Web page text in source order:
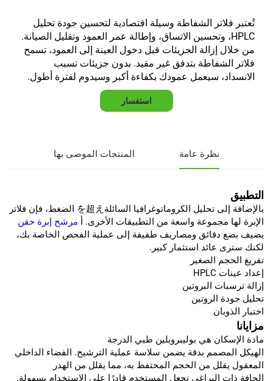
تُعتبر فلاتر الشفاطة وسيلة اقتصادية لتحسين جودة تحليل
HPLC، وتحسين الاتساق، وإطالة عمر العمود وتقليل الصيانة.
من خلال إزالة الجزيئات قبل دخول العينة إلى العمود، تسمح
فلاتر الشفاطة بتدفق غير مقيد. بدون جزيئات تسبب
الانسداد، سيعمل عمودك بكفاءة أكبر وسيدوم لفترة أطول.
استفسار
نظرة عامة المنتجات الموصى بها
التطبيق
بالإضافة إلى تحليل الكروماتوغرافيا السائلةを超え الضغط، فإن فلاتر
الإبرة لها مجموعة واسعة من التطبيقات الأخرى. أ مرشح إبرة حقن
يضيف بضع دقائق ومصاريف طفيفة إلى عملية الفحص الخاصة بك،
لكنك سترى عائد استثمار كبير.
تفريغ الحجم الصغير
إعداد عينات HPLC
إزالة ترسبات البروتين
تحليل جودة الروتين
اختبار الذوبان
مزايانا
مادة الإسكان هي بوليبروبلين طبي الدرجة
الهيكل المصمم بدقة يضمن سلاسة عملية الترشيح. الفضاء الداخلي
المعقول يقلل من الحجم المحتفظ به، مما يقلل من الهدر
الحافة ذات البراغي تجعل المستخدم قادرًا على الاستخدام بسهولة.